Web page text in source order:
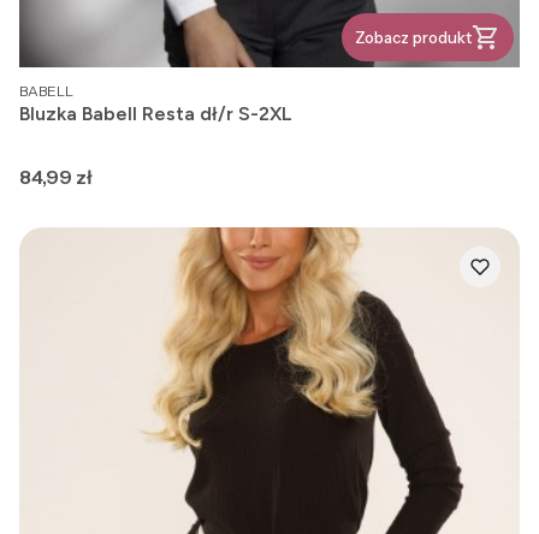
Zobacz produkt
PRODUCENT
BABELL
Bluzka Babell Resta dł/r S-2XL
Cena
84,99 zł